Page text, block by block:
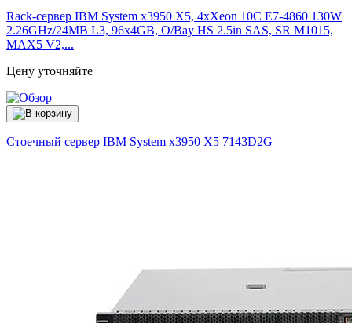
Rack-сервер IBM System x3950 X5, 4xXeon 10C E7-4860 130W
2.26GHz/24MB L3, 96x4GB, O/Bay HS 2.5in SAS, SR M1015,
MAX5 V2,...
Цену уточняйте
Стоечный сервер IBM System x3950 X5 7143D2G